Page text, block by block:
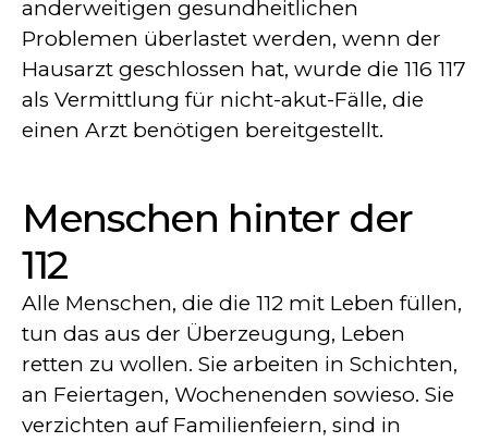
anderweitigen gesundheitlichen
Problemen überlastet werden, wenn der
Hausarzt geschlossen hat, wurde die 116 117
als Vermittlung für nicht-akut-Fälle, die
einen Arzt benötigen bereitgestellt.
Menschen hinter der
112
Alle Menschen, die die 112 mit Leben füllen,
tun das aus der Überzeugung, Leben
retten zu wollen. Sie arbeiten in Schichten,
an Feiertagen, Wochenenden sowieso. Sie
verzichten auf Familienfeiern, sind in